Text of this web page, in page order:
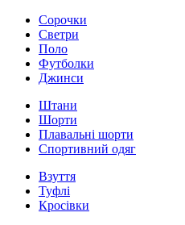
Сорочки
Светри
Поло
Футболки
Джинси
Штани
Шорти
Плавальні шорти
Спортивний одяг
Взуття
Туфлі
Кросівки